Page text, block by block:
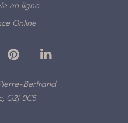
en ligne
Online
Bertrand
G2J 0C5